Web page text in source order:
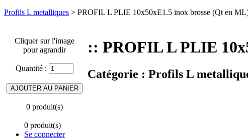
Profils L metalliques > PROFIL L PLIE 10x50xE1.5 inox brosse (Qt en
Cliquer sur l'image
pour agrandir
Quantité :
0 produit(s)
:: PROFIL L PLIE
Catégorie : Profils L
0 produit(s)
Se connecter